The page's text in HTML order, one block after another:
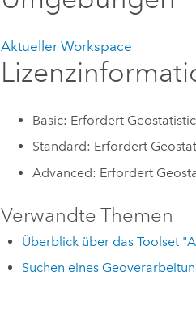
Aktueller Workspace
Basic: Erfordert
Standard: Erfordert
Advanced: Erfordert
Verwandte Themen
Überblick über das Toolset
Suchen eines